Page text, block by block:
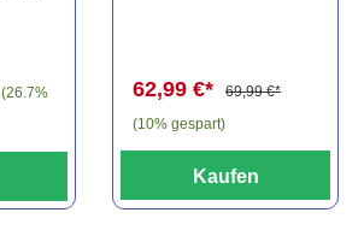
(26.7%
62,99 €*
69,99 €*
(10% gespart)
Kaufen